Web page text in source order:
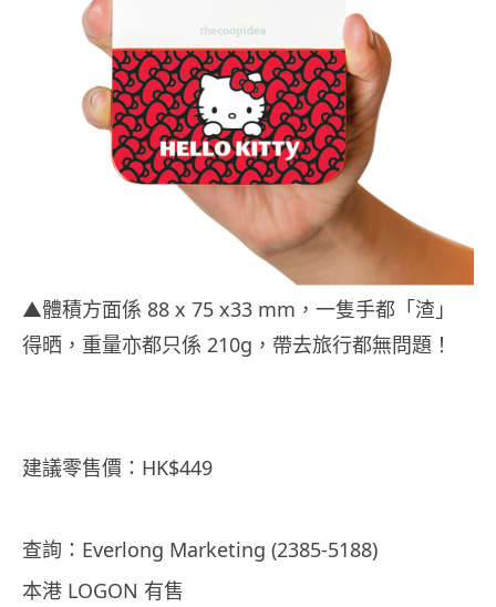
▲體積方面係 88 x 75 x33 mm，一隻手都「渣」
得晒，重量亦都只係 210g，帶去旅行都無問題！
建議零售價：HK$449
查詢： Everlong Marketing (2385-5188)
本港 LOGON 有售